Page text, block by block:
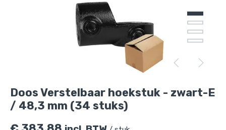
Doos Verstelbaar hoekstuk - zwart-E
/ 48,3 mm (34 stuks)
Doos Verstelbaar hoekstuk - zwart-E /
is toegevoegd aan je